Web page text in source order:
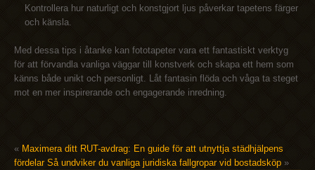
Kontrollera hur naturligt och konstgjort ljus påverkar tapetens färger
och känsla.
Med dessa tips i åtanke kan fototapeter vara ett fantastiskt verktyg
för att förvandla vanliga väggar till konstverk och skapa ett hem som
känns både unikt och personligt. Låt fantasin flöda och våga ta steget
mot en mer inspirerande och engagerande inredning.
« Maximera ditt RUT-avdrag: En guide för att utnyttja städhjälpens
fördelar Så undviker du vanliga juridiska fallgropar vid bostadsköp »